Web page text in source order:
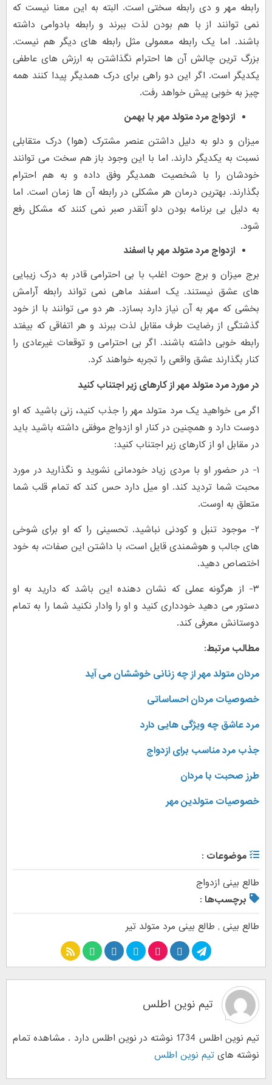
رابطه مهر و دی رابطه سختی است. البته به این معنا نیست که
نمی توانند از با هم بودن لذت ببرند و رابطه بادوامی داشته
باشند. اما یک رابطه معمولی مثل رابطه های دیگر هم نیست.
بزرگ ترین چالش آن ها احترام نگذاشتن به ارزش های عاطفی
یکدیگر است. اگر این دو راهی برای درک همدیگر پیدا کنند همه
چیز به خوبی پیش خواهد رفت.
ازدواج مرد متولد مهر با بهمن
میزان و دلو به دلیل داشتن عنصر مشترک (هوا) درک متقابلی
نسبت به یکدیگر دارند. اما با این وجود باز هم سخت می توانند
خودشان را با شخصیت همدیگر وفق داده و به هم احترام
بگذارند. بهترین درمان هر مشکلی در رابطه آن ها زمان است. اما
به دلیل بی برنامه بودن دلو آنقدر صبر نمی کنند که مشکل رفع
شود.
ازدواج مرد متولد مهر بااسفند
برج میزان و برج حوت اغلب با بی احترامی قادر به درک زیبایی
های عشق نیستند. یک اسفند ماهی نمی تواند رابطه آرامش
بخشی که مهر به آن نیاز دارد بسازد. هر دو می توانند با از خود
گذشتگی از رضایت طرف مقابل لذت ببرند و هر اتفاقی که بیفتد
رابطه خوبی داشته باشند. اگر بی احترامی و توقعات غیرعادی را
کنار بگذارند عشق واقعی را تجربه خواهند کرد.
در مورد مرد متولد مهر از کارهای زیر اجتناب کنید
اگر می خواهید یک مرد متولد مهر را جذب کنید، زنی باشید که او
دوست دارد و همچنین در کنار او ازدواج موفقی داشته باشید باید
در مقابل او از کارهای زیر اجتناب کنید:
۱- در حضور او با مردی زیاد خودمانی نشوید و نگذارید در مورد
محبت شما تردید کند. او میل دارد حس کند که تمام قلب شما
متعلق به اوست.
۲- موجود تنبل و کودنی نباشید. تحسینی را که او برای شوخی
های جالب و هوشمندی قایل است، با داشتن این صفات، به خود
اختصاص دهید.
۳- از هرگونه عملی که نشان دهنده این باشد که دارید به او
دستور می دهید خودداری کنید و او را وادار نکنید شما را به تمام
دوستانش معرفی کند.
مطالب مرتبط:
مردان متولد مهر از چه زنانی خوششان می آید
خصوصیات مردان احساساتی
مرد عاشق چه ویژگی هایی دارد
جذب مرد مناسب برای ازدواج
طرز صحبت با مردان
خصوصیات متولدین مهر
موضوعات :
طالع بینی ازدواج
برچسب‌ها :
طالع بینی , طالع بینی مرد متولد تیر
تیم نوین اطلس
تیم نوین اطلس 1734 نوشته در نوین اطلس دارد . مشاهده تمام
نوشته های تیم نوین اطلس